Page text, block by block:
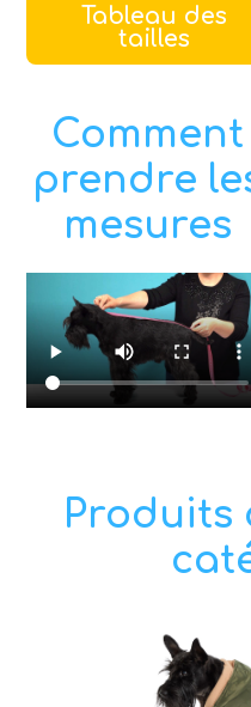
Tableau des
tailles
Comment
prendre
mesures
Produits